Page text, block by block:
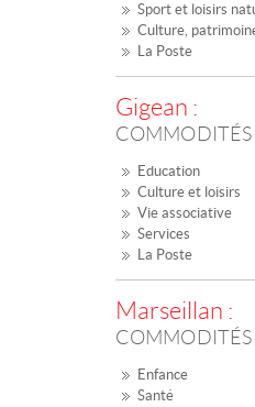
Sport et loisirs
Culture,
La Poste
Gigean :
COMMODITÉS
Education
Culture et loisirs
Vie associative
Services
La Poste
Marseillan :
COMMODITÉS
Enfance
Santé